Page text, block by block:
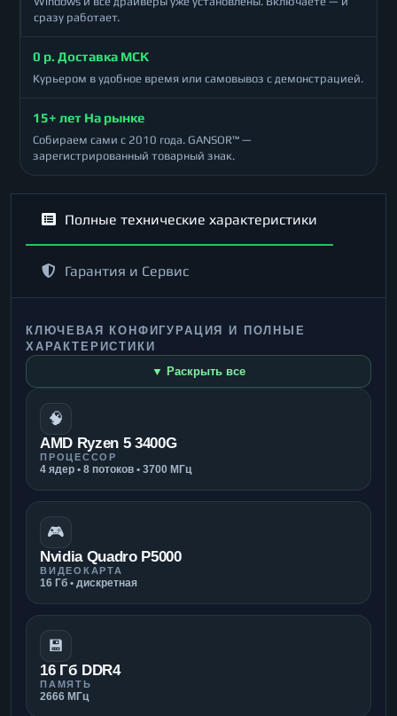
сразу работает.
0 р. Доставка МСК
Курьером в удобное время или самовывоз с демонстрацией.
15+ лет На рынке
Собираем сами с 2010 года. GANSOR™ —
зарегистрированный товарный знак.
Полные технические характеристики
Гарантия и Сервис
КЛЮЧЕВАЯ КОНФИГУРАЦИЯ И ПОЛНЫЕ
ХАРАКТЕРИСТИКИ
▼ Раскрыть все
🧠
AMD Ryzen 5 3400G
ПРОЦЕССОР
4 ядер • 8 потоков • 3700 МГц
🎮
Nvidia Quadro P5000
ВИДЕОКАРТА
16 Гб • дискретная
💾
16 Гб DDR4
ПАМЯТЬ
2666 МГц